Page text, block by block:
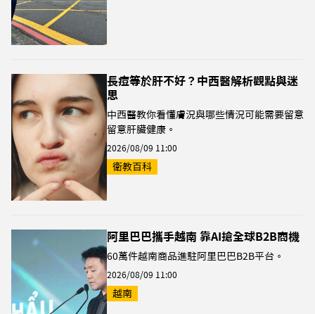
長痘等於肝不好？中西醫解析觀點與迷
思
中西醫教你看懂膚況與哪些情況可能需要留意
留意肝臟健康。
2026/08/09 11:00
衛教百科
阿里巴巴攜手越南 靠AI搶全球B2B商機
60萬件越南商品進駐阿里巴巴B2B平台。
2026/08/09 11:00
越南